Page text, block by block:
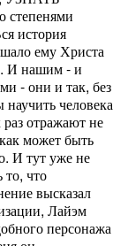
степенями
история
ему Христа
И нашим - и
- они и так, без
человека
отражают не
может быть
И тут уже не
что
высказал
Лайэм
персонажа